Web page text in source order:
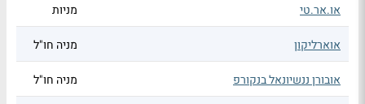
או.אר.טי מניות
אוארליקון מניה חו"ל
אובורן ננשיונאל בנקורפ מניה חו"ל